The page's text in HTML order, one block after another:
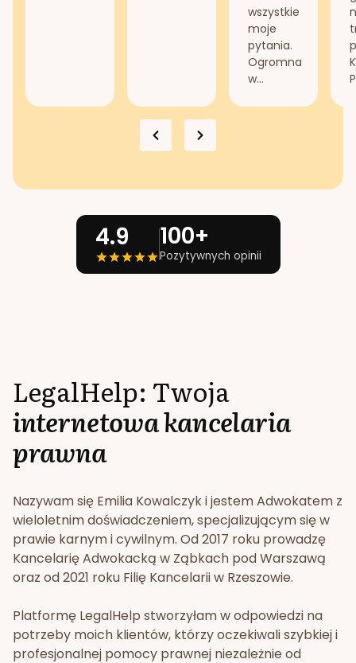
wszystkie
moje
pytania.
Ogromna
w...
4.9 100+
Pozytywnych opinii
LegalHelp: Twoja
internetowa kancelaria
prawna
Nazywam się Emilia Kowalczyk i jestem Adwokatem z
wieloletnim doświadczeniem, specjalizującym się w
prawie karnym i cywilnym. Od 2017 roku prowadzę
Kancelarię Adwokacką w Ząbkach pod Warszawą
oraz od 2021 roku Filię Kancelarii w Rzeszowie.
Platformę LegalHelp stworzyłam w odpowiedzi na
potrzeby moich klientów, którzy oczekiwali szybkiej i
profesjonalnej pomocy prawnej niezależnie od